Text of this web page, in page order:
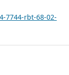
7744-rbt-68-02-